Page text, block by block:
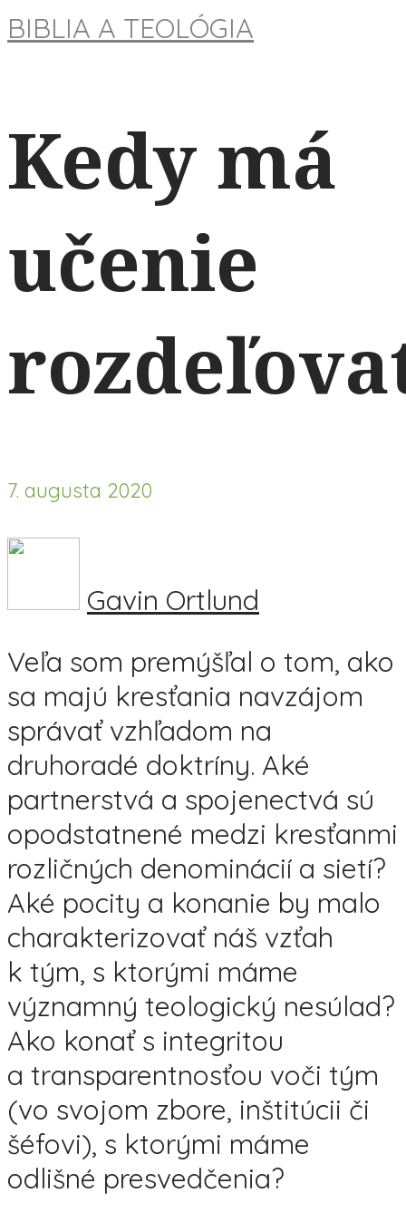
BIBLIA A TEOLÓGIA
Kedy má
učenie
7. augusta 2020
Gavin Ortlund
Veľa som premýšľal o tom, ako
sa majú kresťania navzájom
správať vzhľadom na
druhoradé doktríny. Aké
partnerstvá a spojenectvá sú
opodstatnené medzi kresťanmi
rozličných denominácií a sietí?
Aké pocity a konanie by malo
charakterizovať náš vzťah
k tým, s ktorými máme
významný teologický nesúlad?
Ako konať s integritou
a transparentnosťou voči tým
(vo svojom zbore, inštitúcii či
šéfovi), s ktorými máme
odlišné presvedčenia?